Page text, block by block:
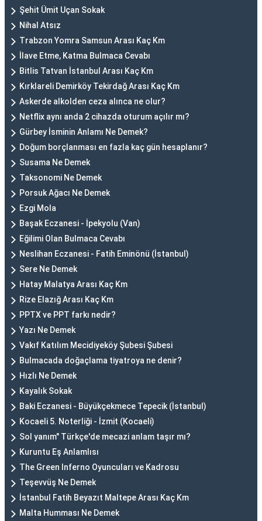
Şehit Ümit Uçan Sokak
Nihal Atsız
Trabzon Yomra Samsun Arası Kaç Km
İlave Etme, Katma Bulmaca Cevabı
Bitlis Tatvan İstanbul Arası Kaç Km
Kırklareli Demirköy Tekirdağ Arası Kaç Km
Askerde alkolden ceza alınca ne olur?
Netflix aynı anda 2 cihazda oturum açılır mı?
Gürbey İsminin Anlamı Ne Demek?
Doğum borçlanması en fazla kaç gün hesaplanır?
Susama Ne Demek
Taksonomi Ne Demek
Porsuk Ağacı Ne Demek
Ezgi Mola
Başak Eczanesi - İpekyolu (Van)
Eğilimi Olan Bulmaca Cevabı
Neslihan Eczanesi - Fatih Eminönü (İstanbul)
Sere Ne Demek
Hatay Malatya Arası Kaç Km
Rize Elazığ Arası Kaç Km
PPTX ve PPT farkı nedir?
Yazı Ne Demek
Vakıf Katılım Mecidiyeköy Şubesi Şubesi
Bulmacada doğaçlama tiyatroya ne denir?
Hızlı Ne Demek
Kayalık Sokak
Baki Eczanesi - Büyükçekmece Tepecik (İstanbul)
Kocaeli 5. Noterliği - İzmit (Kocaeli)
Sol yanım" Türkçe'de mecazi anlam taşır mı?
Kuruntu Eş Anlamlısı
The Green Inferno Oyuncuları ve Kadrosu
Teşevvüş Ne Demek
İstanbul Fatih Beyazıt Maltepe Arası Kaç Km
Malta Humması Ne Demek